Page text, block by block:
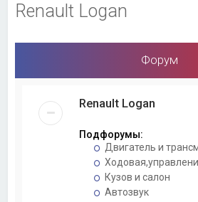
Renault Logan
Форум
Renault Logan
Подфорумы:
Двигатель и
Кузов и салон
Автозвук